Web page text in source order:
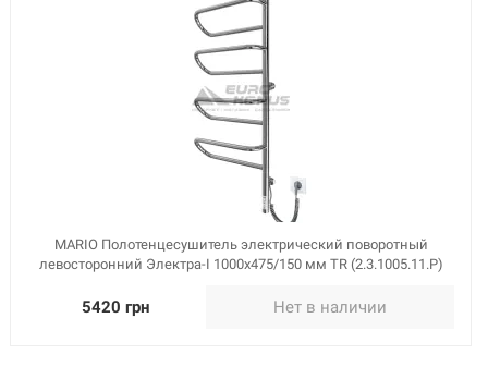
MARIO Полотенцесушитель электрический поворотный
левосторонний Электра-I 1000x475/150 мм TR (2.3.1005.11.P)
5420 грн Нет в наличии